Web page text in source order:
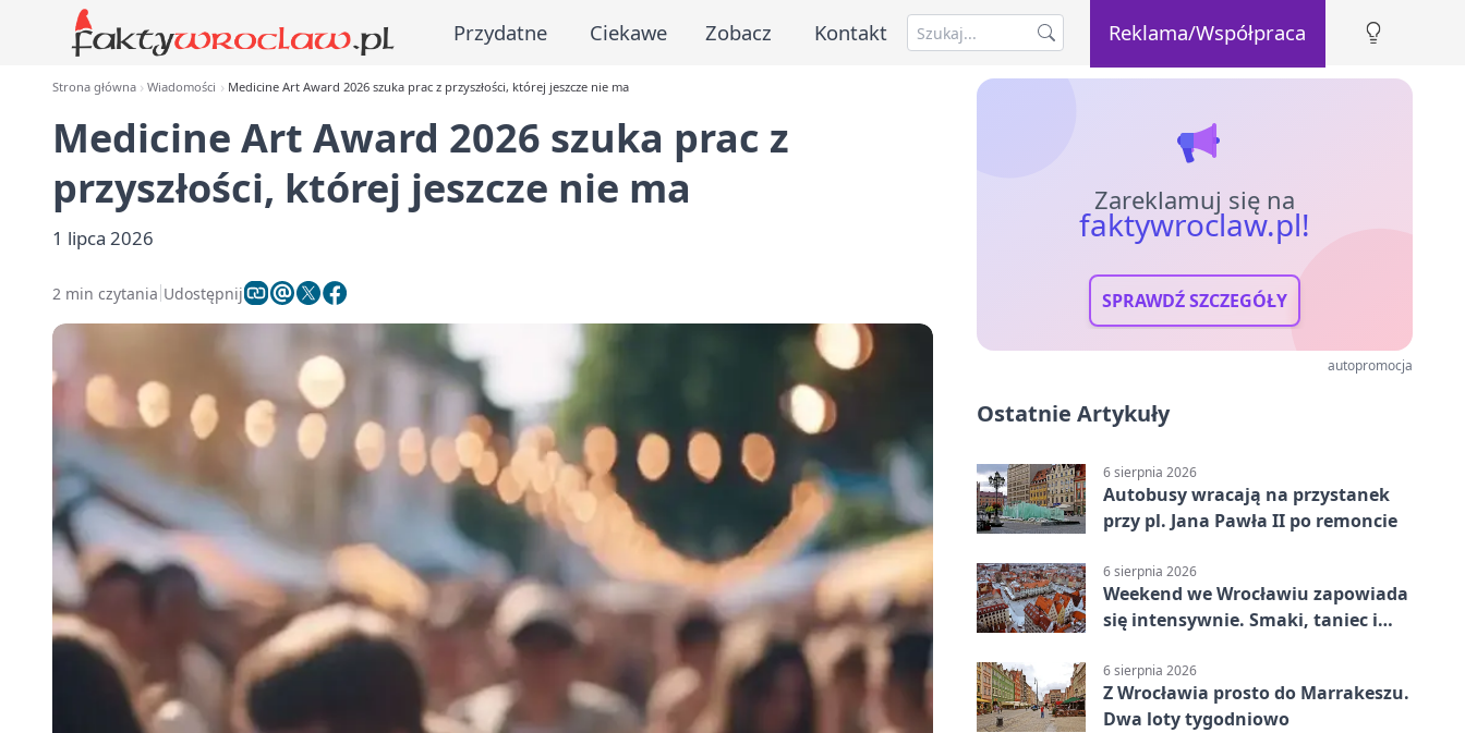
Przydatne Ciekawe Zobacz Kontakt Reklama/Współpraca
Strona główna Wiadomości Medicine Art Award 2026 szuka prac z przyszłości, której jeszcze nie ma
Medicine Art Award 2026 szuka prac z
przyszłości, której jeszcze nie ma
1 lipca 2026
2 min czytania Udostępnij
Zareklamuj się na
faktywroclaw.pl!
SPRAWDŹ SZCZEGÓŁY
autopromocja
Ostatnie Artykuły
6 sierpnia 2026
Autobusy wracają na przystanek
przy pl. Jana Pawła II po remoncie
6 sierpnia 2026
Weekend we Wrocławiu zapowiada
się intensywnie. Smaki, taniec i
6 sierpnia 2026
Z Wrocławia prosto do Marrakeszu.
Dwa loty tygodniowo